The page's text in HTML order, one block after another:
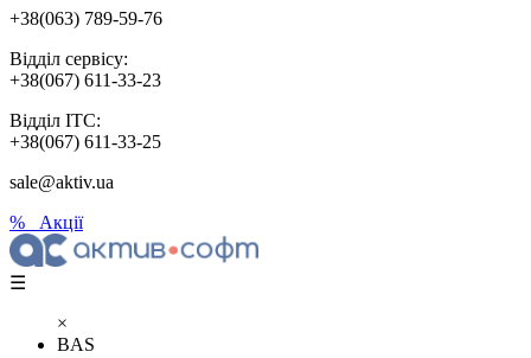
+38(063) 789-59-76
Відділ сервісу:
+38(067) 611-33-23
Відділ ІТС:
+38(067) 611-33-25
sale@aktiv.ua
% Акції
☰
×
BAS